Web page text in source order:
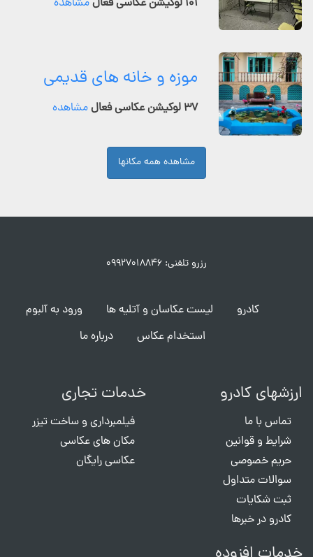
موزه و خانه های قدیمی
۳۷ لوکیشن عکاسی فعال مشاهده
مشاهده همه مکانها
رزرو تلفنی: ۰۹۹۲۷۰۱۸۸۴۶
کادرو لیست عکاسان و آتلیه ها
ورود به آلبوم
استخدام عکاس
درباره ما
ارزشهای کادرو
تماس با ما
شرایط و قوانین
حریم خصوصی
سوالات متداول
ثبت شکایات
کادرو در خبرها
خدمات تجاری
فیلمبرداری و ساخت تیزر
مکان های عکاسی
عکاسی رایگان